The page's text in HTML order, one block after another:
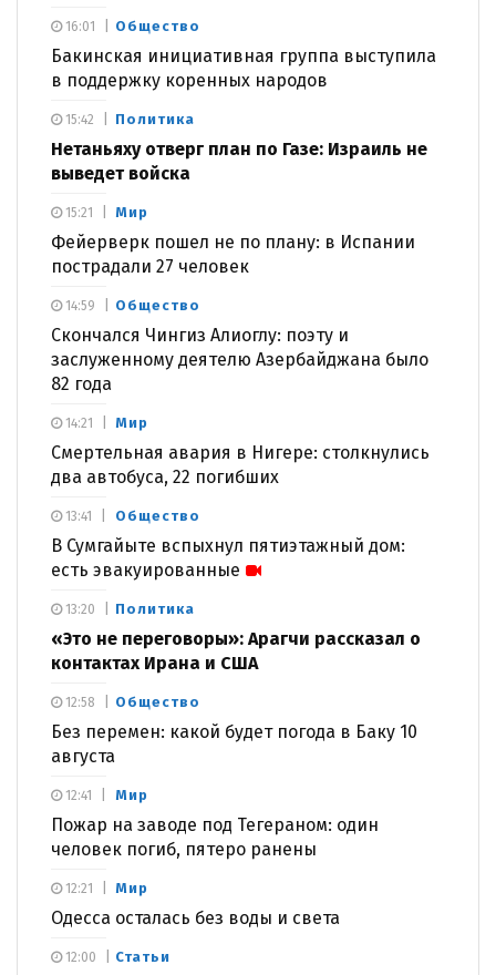
Общество
Бакинская инициативная группа выступила
в поддержку коренных народов
16:01
Политика
Нетаньяху отверг план по Газе: Израиль не
выведет войска
15:42
Мир
Фейерверк пошел не по плану: в Испании
пострадали 27 человек
15:21
Общество
Скончался Чингиз Алиоглу: поэту и
заслуженному деятелю Азербайджана было
82 года
14:59
Мир
Смертельная авария в Нигере: столкнулись
два автобуса, 22 погибших
14:21
Общество
В Сумгайыте вспыхнул пятиэтажный дом:
есть эвакуированные
13:41
Политика
«Это не переговоры»: Арагчи рассказал о
контактах Ирана и США
13:20
Общество
Без перемен: какой будет погода в Баку 10
августа
12:58
Мир
Пожар на заводе под Тегераном: один
человек погиб, пятеро ранены
12:41
Мир
Одесса осталась без воды и света
12:21
Статьи
12:00